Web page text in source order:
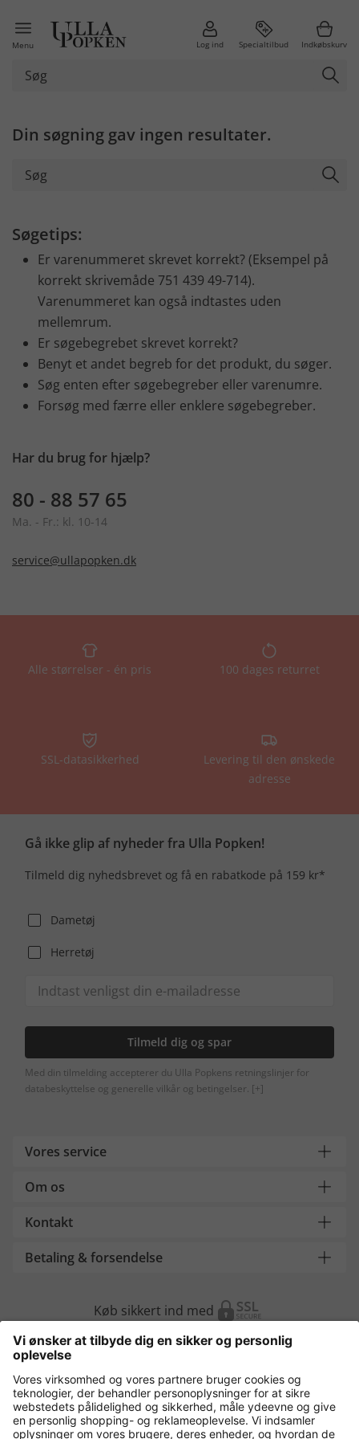
Menu Log ind Specialtilbud Indkøbskurv
Din søgning gav ingen resultater.
Søgetips:
Er varenummeret skrevet korrekt? (Eksempel på
korrekt skrivemåde 751 439 49-714).
Varenummeret kan også indtastes uden
mellemrum.
Er søgebegrebet skrevet korrekt?
Benyt et andet begreb for det produkt, du søger.
Søg enten efter søgebegreber eller varenumre.
Forsøg med færre eller enklere søgebegreber.
Har du brug for hjælp?
80 - 88 57 65
Ma. - Fr.: kl. 10-14
service@ullapopken.dk
Alle størrelser - én pris 100 dages returret
SSL-datasikkerhed
Levering til den ønskede
adresse
Gå ikke glip af nyheder fra Ulla Popken!
Tilmeld dig nyhedsbrevet og få en rabatkode på 159 kr*
Dametøj
Herretøj
Tilmeld dig og spar
Med din tilmelding accepterer du Ulla Popkens retningslinjer for
databeskyttelse og generelle vilkår og betingelser. [+]
Vores service
Om os
Kontakt
Betaling & forsendelse
Køb sikkert ind med
Flere webshops
Danmark